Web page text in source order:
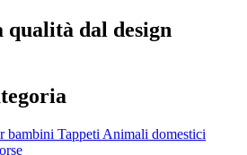
qualità dal design
bambini Tappeti Animali domestici